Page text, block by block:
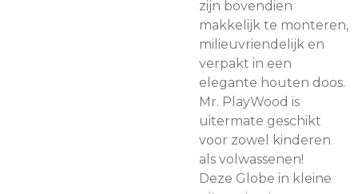
zijn bovendien
makkelijk te monteren,
milieuvriendelijk en
verpakt in een
elegante houten doos.
Mr. PlayWood is
uitermate geschikt
voor zowel kinderen
als volwassenen!
Deze Globe in kleine